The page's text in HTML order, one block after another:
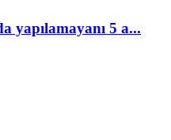
yapılamayanı 5 a...